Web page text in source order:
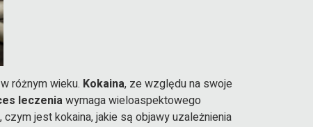
różnym wieku. Kokaina, ze względu na swoje
leczeniawymaga wieloaspektowego
jest kokaina, jakie są objawy uzależnienia